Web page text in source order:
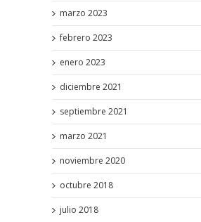
marzo 2023
febrero 2023
enero 2023
diciembre 2021
septiembre 2021
marzo 2021
noviembre 2020
octubre 2018
julio 2018